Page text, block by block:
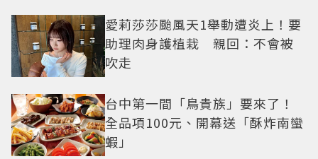
愛莉莎莎颱風天1舉動遭炎上！要
助理肉身護植栽 親回：不會被
吹走
台中第一間「鳥貴族」要來了！
全品項100元、開幕送「酥炸南蠻
蝦」